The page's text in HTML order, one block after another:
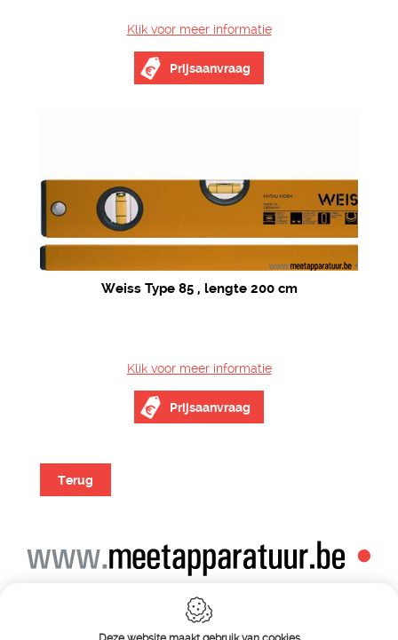
Klik voor meer informatie
Prijsaanvraag
Weiss Type 85 , lengte 200 cm
Klik voor meer informatie
Prijsaanvraag
Terug
Alle prijzen zijn onder voorbehoud van wijziging
Bij bestelling ontvangt u vooraf de levering steeds een orderbevestiging
Copyright© alle rechten voorbehouden , gehele of gedeeldelijke overname van
tekst ,foto’s , video’s , verveelvoudiging op welke wijze dan ook , is niet toegestaan